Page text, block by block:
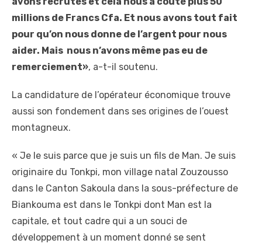
millions de Francs Cfa. Et nous avons tout fait
pour qu’on nous donne de l’argent pour nous
aider. Mais nous n’avons même pas eu de
remerciement», a-t-il soutenu.
La candidature de l’opérateur économique trouve
aussi son fondement dans ses origines de l’ouest
montagneux.
« Je le suis parce que je suis un fils de Man. Je suis
originaire du Tonkpi, mon village natal Zouzousso
dans le Canton Sakoula dans la sous-préfecture de
Biankouma est dans le Tonkpi dont Man est la
capitale, et tout cadre qui a un souci de
développement à un moment donné se sent